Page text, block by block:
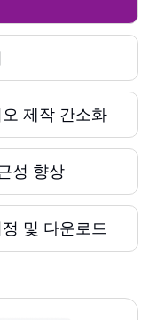
제작 간소화
성 향상
및 다운로드